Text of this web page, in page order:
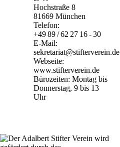
Hochstraße 8
81669 München
Telefon:
+49 89 / 62 27 16 - 30
E-Mail:
sekretariat@stifterverein.de
Webseite:
www.stifterverein.de
Bürozeiten: Montag bis
Donnerstag, 9 bis 13
Uhr